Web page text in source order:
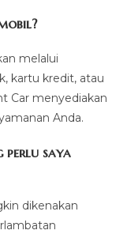
melalui
kartu kredit, atau
Car menyediakan
Anda.
perlu saya
dikenakan